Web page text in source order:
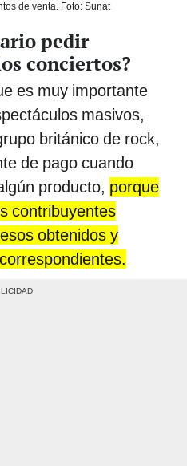
de venta. Foto: Sunat
pedir
conciertos?
es muy importante
masivos,
británico de rock,
de pago cuando
producto, porque
contribuyentes
obtenidos y